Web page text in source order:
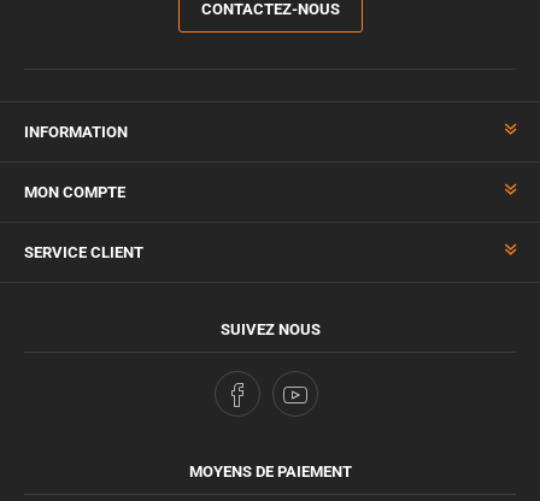
CONTACTEZ-NOUS
INFORMATION
MON COMPTE
SERVICE CLIENT
SUIVEZ NOUS
MOYENS DE PAIEMENT